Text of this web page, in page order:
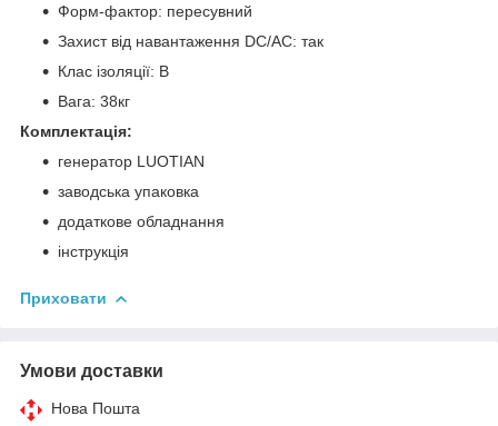
Форм-фактор: пересувний
Захист від навантаження DC/AC: так
Клас ізоляції: В
Вага: 38кг
Комплектація:
генератор LUOTIAN
заводська упаковка
додаткове обладнання
інструкція
Приховати
Умови доставки
Нова Пошта